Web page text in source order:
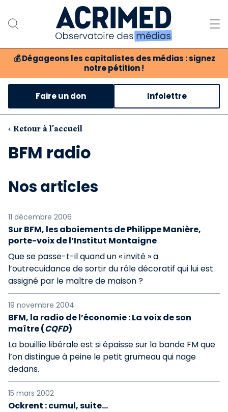
💰 Dégageons les capitalistes des médias : signez
notre pétition !
Notre association
Notre critique des médias
Nos propositions
Notre revue
Boutique
Faire un don Infolettre
‹ Retour à l'accueil
BFM radio
Nos articles
11 décembre 2006
Sur BFM, les aboiements de Philippe Manière,
porte-voix de l’Institut Montaigne
Que se passe-t-il quand un « invité » a
l’outrecuidance de sortir du rôle décoratif qui lui est
assigné par le maître de maison ?
19 novembre 2004
BFM, la radio de l’économie : La voix de son
maître (CQFD)
La bouillie libérale est si épaisse sur la bande FM que
l’on distingue à peine le petit grumeau qui nage
dedans.
15 mars 2002
Ockrent : cumul, suite...